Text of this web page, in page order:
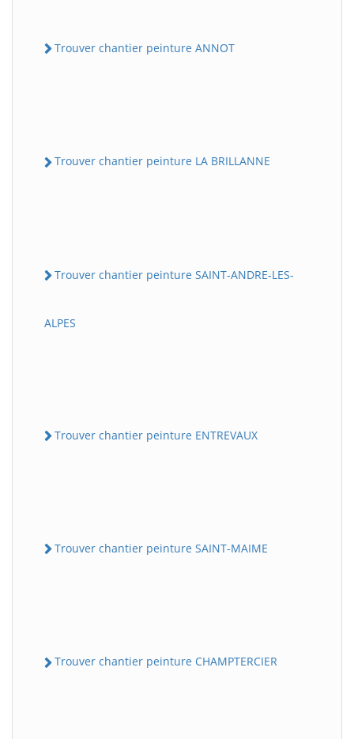
Trouver chantier peinture ANNOT
Trouver chantier peinture LA BRILLANNE
Trouver chantier peinture SAINT-ANDRE-LES-
ALPES
Trouver chantier peinture ENTREVAUX
Trouver chantier peinture SAINT-MAIME
Trouver chantier peinture CHAMPTERCIER